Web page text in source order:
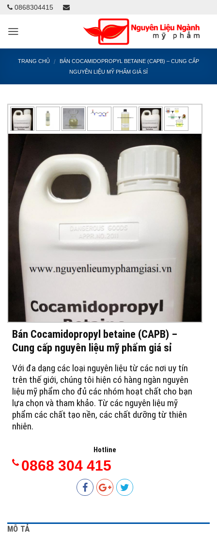
0868304415
TRANG CHỦ /
BÁN COCAMIDOPROPYL BETAINE (CAPB) – CUNG CẤP
NGUYÊN LIỆU MỸ PHẨM GIÁ SỈ
Bán Cocamidopropyl betaine (CAPB) –
Cung cấp nguyên liệu mỹ phẩm giá sỉ
Với đa dạng các loại nguyên liệu từ các nơi uy tín
trên thế giới, chúng tôi hiện có hàng ngàn nguyên
liệu mỹ phẩm cho đủ các nhóm hoạt chất cho bạn
lựa chọn và tham khảo. Từ các nguyên liệu mỹ
phẩm các chất tạo nền, các chất dưỡng từ thiên
nhiên.
Hotline
0868 304 415
MÔ TẢ